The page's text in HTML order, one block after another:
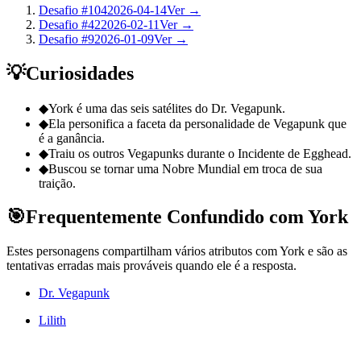
Desafio #1042026-04-14Ver →
Desafio #422026-02-11Ver →
Desafio #92026-01-09Ver →
💡Curiosidades
◆York é uma das seis satélites do Dr. Vegapunk.
◆Ela personifica a faceta da personalidade de Vegapunk que
é a ganância.
◆Traiu os outros Vegapunks durante o Incidente de Egghead.
◆Buscou se tornar uma Nobre Mundial em troca de sua
traição.
🎯Frequentemente Confundido com York
Estes personagens compartilham vários atributos com York e são as
tentativas erradas mais prováveis quando ele é a resposta.
Dr. Vegapunk
Lilith